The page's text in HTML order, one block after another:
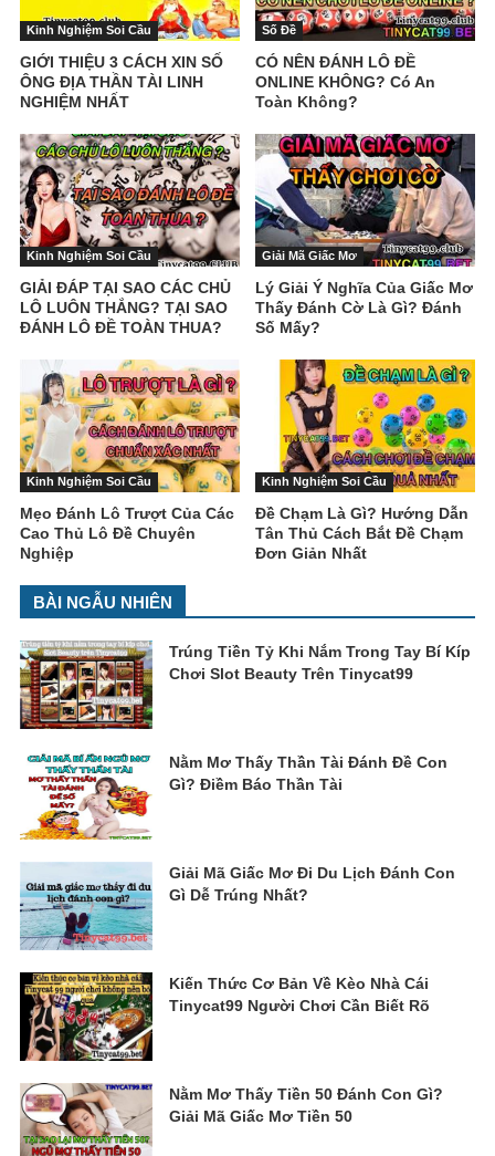
Kinh Nghiệm Soi Cầu
GIỚI THIỆU 3 CÁCH XIN SỐ
ÔNG ĐỊA THẦN TÀI LINH
NGHIỆM NHẤT
Số Đề
CÓ NÊN ĐÁNH LÔ ĐỀ
ONLINE KHÔNG? Có An
Toàn Không?
Kinh Nghiệm Soi Cầu
GIẢI ĐÁP TẠI SAO CÁC CHỦ
LÔ LUÔN THẮNG? TẠI SAO
ĐÁNH LÔ ĐỀ TOÀN THUA?
Giải Mã Giấc Mơ
Lý Giải Ý Nghĩa Của Giấc Mơ
Thấy Đánh Cờ Là Gì? Đánh
Số Mấy?
Kinh Nghiệm Soi Cầu
Mẹo Đánh Lô Trượt Của Các
Cao Thủ Lô Đề Chuyên
Nghiệp
Kinh Nghiệm Soi Cầu
Đề Chạm Là Gì? Hướng Dẫn
Tân Thủ Cách Bắt Đề Chạm
Đơn Giản Nhất
BÀI NGẪU NHIÊN
Trúng Tiền Tỷ Khi Nắm Trong Tay Bí Kíp
Chơi Slot Beauty Trên Tinycat99
Nằm Mơ Thấy Thần Tài Đánh Đề Con
Gì? Điềm Báo Thần Tài
Giải Mã Giấc Mơ Đi Du Lịch Đánh Con
Gì Dễ Trúng Nhất?
Kiến Thức Cơ Bản Về Kèo Nhà Cái
Tinycat99 Người Chơi Cần Biết Rõ
Nằm Mơ Thấy Tiền 50 Đánh Con Gì?
Giải Mã Giấc Mơ Tiền 50